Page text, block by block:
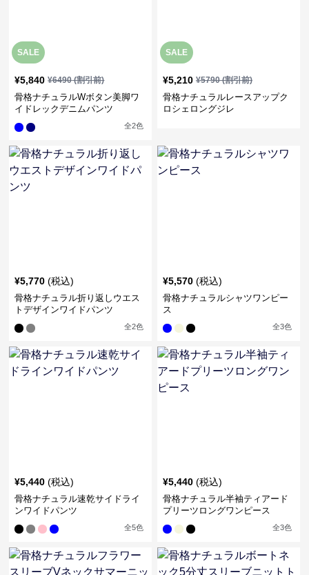
SALE
¥5,840 ¥6490(割引前)
骨格ナチュラルWボタン美脚ワ
イドレックデニムパンツ
全2色
SALE
¥5,210 ¥5790(割引前)
骨格ナチュラルレースアップク
ロシェロングジレ
¥5,770 (税込)
骨格ナチュラル折り返しウエス
トデザインワイドパンツ
全2色
¥5,570 (税込)
骨格ナチュラルシャツワンピー
ス
全3色
¥5,440 (税込)
骨格ナチュラル速乾サイドライ
ンワイドパンツ
全5色
¥5,440 (税込)
骨格ナチュラル半袖ティアード
プリーツロングワンピース
全3色